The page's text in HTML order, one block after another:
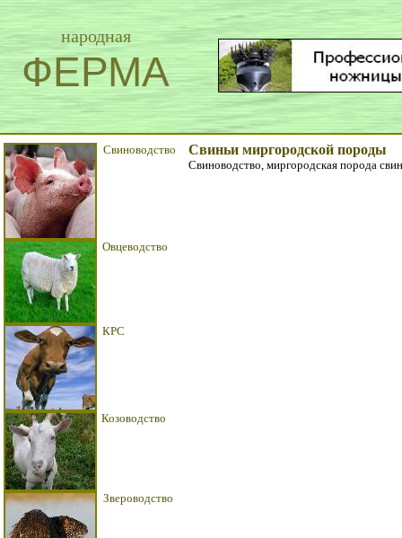
народная
ФЕРМА
Свиноводство
Овцеводство
КРС
Козоводство
Звероводство
Свиньи миргородской породы
Свиноводство, миргородская порода